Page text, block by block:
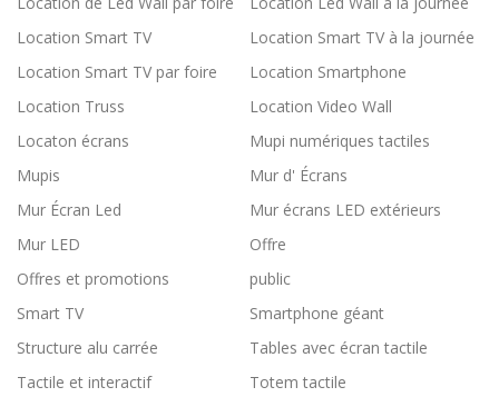
Location Smart TV
Location Smart TV à la journée
Location Smart TV par foire
Location Smartphone
Location Truss
Location Video Wall
Locaton écrans
Mupi numériques tactiles
Mupis
Mur d' Écrans
Mur Écran Led
Mur écrans LED extérieurs
Mur LED
Offre
Offres et promotions
public
Smart TV
Smartphone géant
Structure alu carrée
Tables avec écran tactile
Tactile et interactif
Totem tactile